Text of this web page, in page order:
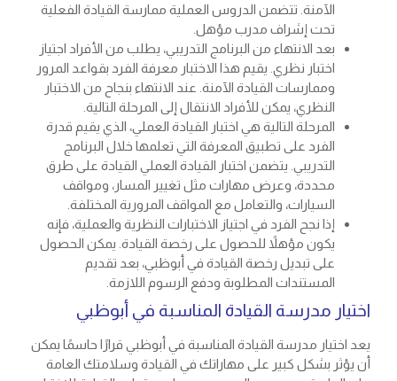
الآمنة. تتضمن الدروس العملية ممارسة القيادة الفعلية
تحت إشراف مدرب مؤهل.
بعد الانتهاء من البرنامج التدريبي، يطلب من الأفراد اجتياز
اختبار نظري. يقيم هذا الاختبار معرفة الفرد بقواعد المرور
وممارسات القيادة الآمنة. عند الانتهاء بنجاح من الاختبار
النظري، يمكن للأفراد الانتقال إلى المرحلة التالية.
المرحلة التالية هي اختبار القيادة العملي، الذي يقيم قدرة
الفرد على تطبيق المعرفة التي تعلمها خلال البرنامج
التدريبي. يتضمن اختبار القيادة العملي القيادة على طرق
محددة، وعرض مهارات مثل تغيير المسار، ومواقف
السيارات، والتعامل مع المواقف المرورية المختلفة.
إذا نجح الفرد في اجتياز الاختبارات النظرية والعملية، فإنه
يكون مؤهلاً للحصول على رخصة القيادة. يمكن الحصول
على تبديل رخصة القيادة في أبوظبي، بعد تقديم
المستندات المطلوبة ودفع الرسوم اللازمة.
اختيار مدرسة القيادة المناسبة في أبوظبي
يعد اختيار مدرسة القيادة المناسبة في أبوظبي قرارًا حاسمًا يمكن
أن يؤثر بشكل كبير على مهاراتك في القيادة وسلامتك العامة